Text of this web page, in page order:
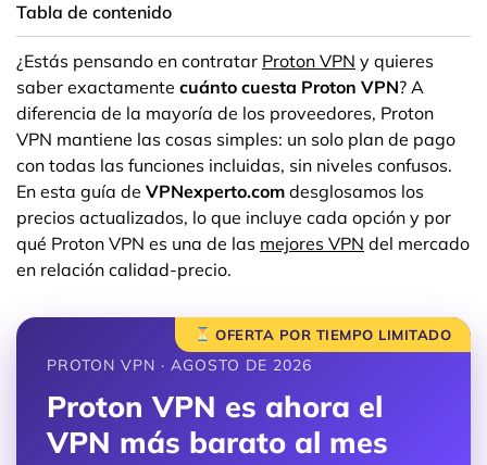
Tabla de contenido
¿Estás pensando en contratar Proton VPN y quieres
saber exactamente cuánto cuesta Proton VPN? A
diferencia de la mayoría de los proveedores, Proton
VPN mantiene las cosas simples: un solo plan de pago
con todas las funciones incluidas, sin niveles confusos.
En esta guía de VPNexperto.com desglosamos los
precios actualizados, lo que incluye cada opción y por
qué Proton VPN es una de las mejores VPN del mercado
en relación calidad-precio.
OFERTA POR TIEMPO LIMITADO
PROTON VPN · AGOSTO DE 2026
Proton VPN es ahora el
VPN más barato al mes